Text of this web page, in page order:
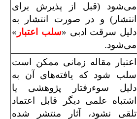
می‌شود (قبل از پذیرش برای
انتشار) و در صورت انتشار به
دلیل سرقت ادبی «سلب اعتبار »
می‌شود.
اعتبار مقاله زمانی ممکن است
سلب شود که یافته‌های آن به
دلیل سوء‌رفتار پژوهشی یا
اشتباه علمی دیگر قابل اعتماد
تلقی نشود، آثار منتشر شده